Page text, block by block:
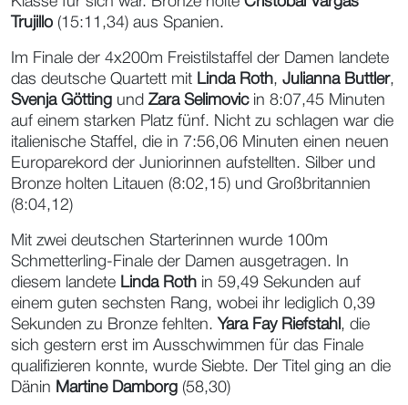
Trujillo (15:11,34) aus Spanien.
Im Finale der 4x200m Freistilstaffel der Damen landete
das deutsche Quartett mit Linda Roth, Julianna Buttler,
Svenja Götting und Zara Selimovic in 8:07,45 Minuten
auf einem starken Platz fünf. Nicht zu schlagen war die
italienische Staffel, die in 7:56,06 Minuten einen neuen
Europarekord der Juniorinnen aufstellten. Silber und
Bronze holten Litauen (8:02,15) und Großbritannien
(8:04,12)
Mit zwei deutschen Starterinnen wurde 100m
Schmetterling-Finale der Damen ausgetragen. In
diesem landete Linda Roth in 59,49 Sekunden auf
einem guten sechsten Rang, wobei ihr lediglich 0,39
Sekunden zu Bronze fehlten. Yara Fay Riefstahl , die
sich gestern erst im Ausschwimmen für das Finale
qualifizieren konnte, wurde Siebte. Der Titel ging an die
Dänin Martine Damborg (58,30)